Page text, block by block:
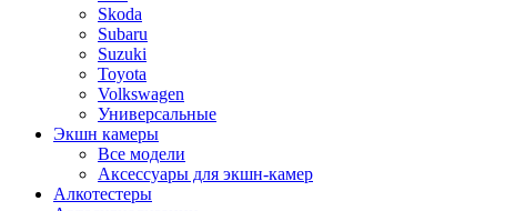
Skoda
Subaru
Suzuki
Toyota
Volkswagen
Универсальные
Экшн камеры
Все модели
Аксессуары для экшн-камер
Алкотестеры